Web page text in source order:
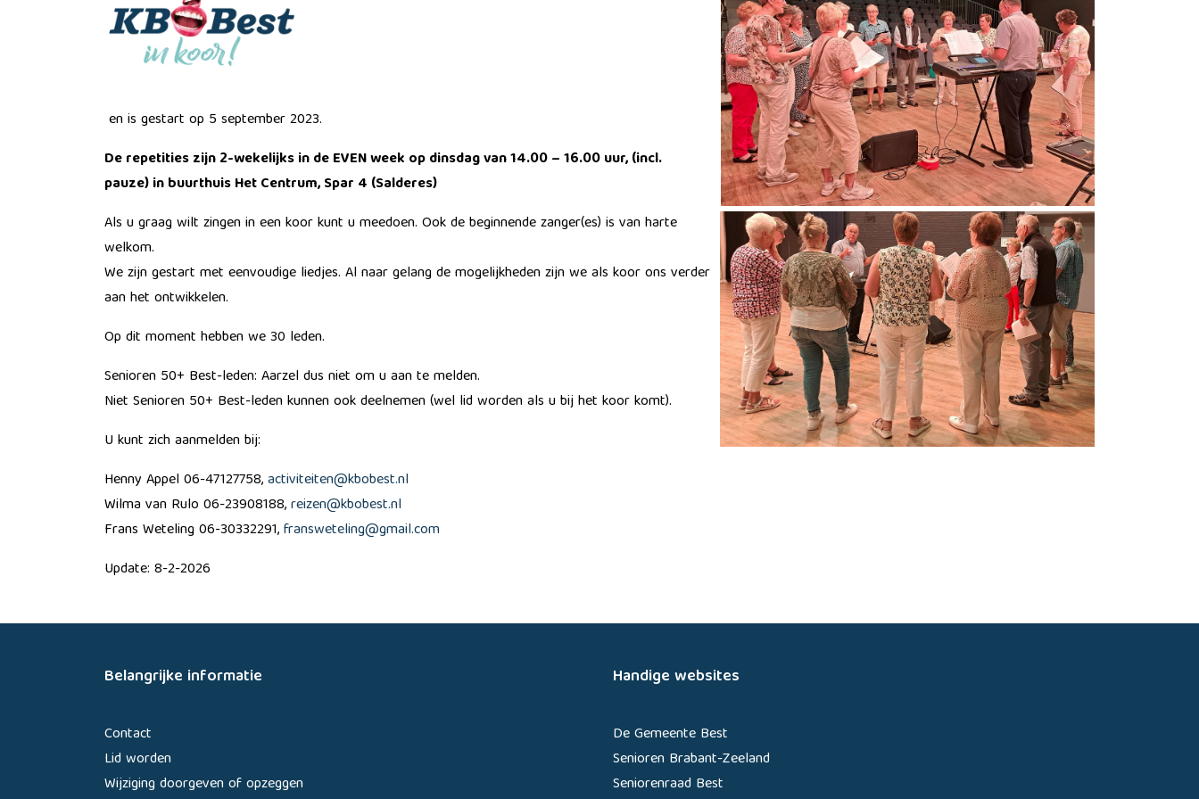
en is gestart op 5 september 2023.
De repetities zijn 2-wekelijks in de EVEN week op dinsdag van 14.00 – 16.00 uur, (incl.
pauze) in buurthuis Het Centrum, Spar 4 (Salderes)
Als u graag wilt zingen in een koor kunt u meedoen. Ook de beginnende zanger(es) is van harte
welkom.
We zijn gestart met eenvoudige liedjes. Al naar gelang de mogelijkheden zijn we als koor ons verder
aan het ontwikkelen.
Op dit moment hebben we 30 leden.
Senioren 50+ Best-leden: Aarzel dus niet om u aan te melden.
Niet Senioren 50+ Best-leden kunnen ook deelnemen (wel lid worden als u bij het koor komt).
U kunt zich aanmelden bij:
Henny Appel 06-47127758,activiteiten@kbobest.nl
Wilma van Rulo 06-23908188,reizen@kbobest.nl
Frans Weteling 06-30332291,fransweteling@gmail.com
Update: 8-2-2026
Belangrijke informatie
Contact
Lid worden
Wijziging doorgeven of opzeggen
Handige websites
De Gemeente Best
Senioren Brabant-Zeeland
Seniorenraad Best